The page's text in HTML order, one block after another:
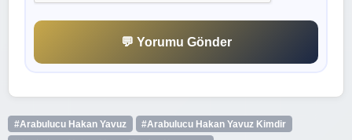
💬 Yorumu Gönder
#Arabulucu Hakan Yavuz
#Arabulucu Hakan Yavuz Kimdir